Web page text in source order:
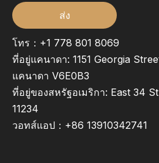
ส่ง
โทร：+1 778 801 8069
ที่อยู่แคนาดา: 1151 Georgia
แคนาดา V6E0B3
ที่อยู่ของสหรัฐอเมริกา: East 34
11234
วอทส์แอป： +86 13910342741